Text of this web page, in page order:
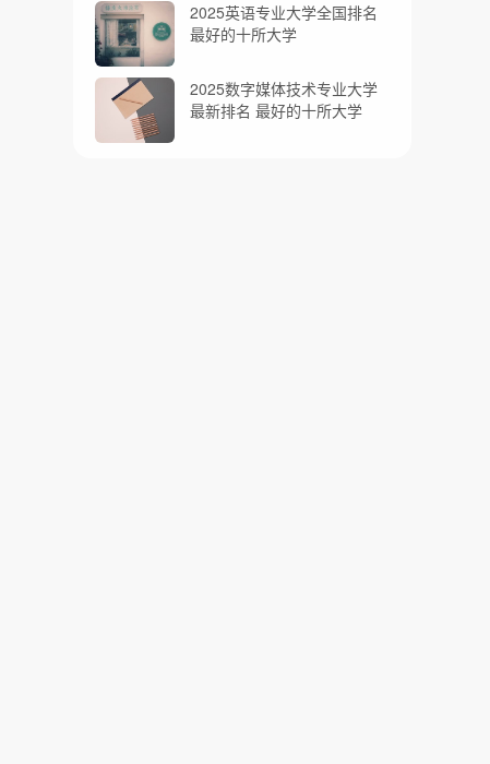
2025英语专业大学全国排名
最好的十所大学
2025数字媒体技术专业大学
最新排名 最好的十所大学